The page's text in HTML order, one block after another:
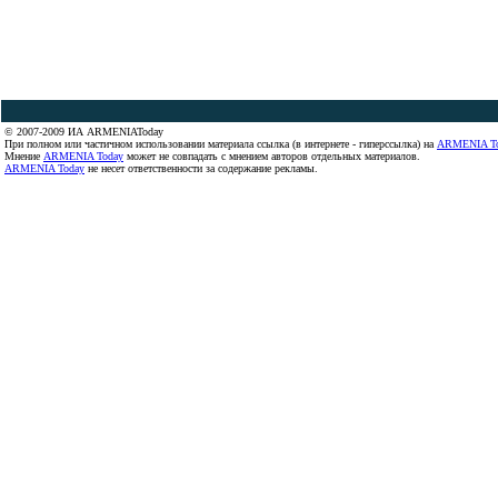
© 2007-2009 ИА ARMENIAToday
При полном или частичном использовании материала ссылка (в интернете - гиперссылка) на ARMENIA
Мнение ARMENIA Today может не совпадать с мнением авторов отдельных материалов.
ARMENIA Today не несет ответственности за содержание рекламы.